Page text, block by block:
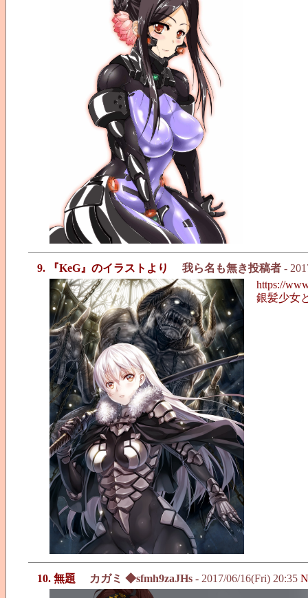
9. 『KeG』のイラストより 我ら名も無き投稿者 -
https://
銀髪少女
10. 無題 カガミ ◆sfmh9zaJHs - 2017/06/16(Fri) 20:35